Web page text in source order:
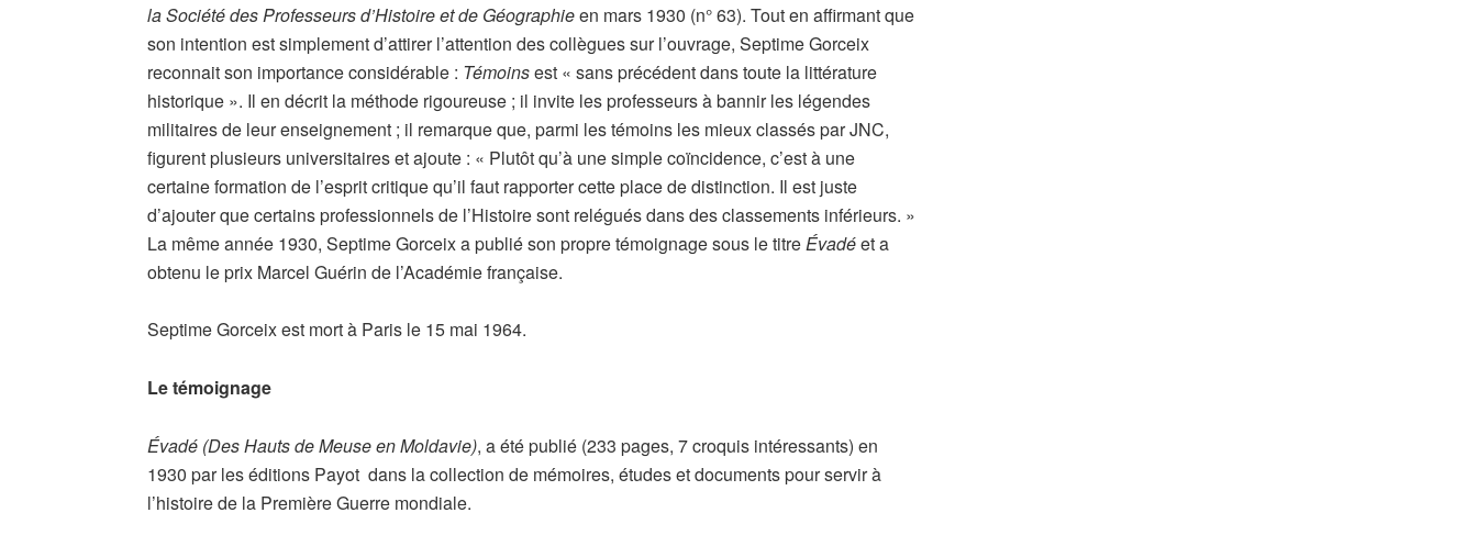
la Société des Professeurs d’Histoire et de Géographieen mars 1930 (n° 63). Tout en affirmant que
son intention est simplement d’attirer l’attention des collègues sur l’ouvrage, Septime Gorceix
reconnait son importance considérable : Témoinsest « sans précédent dans toute la littérature
historique ». Il en décrit la méthode rigoureuse ; il invite les professeurs à bannir les légendes
militaires de leur enseignement ; il remarque que, parmi les témoins les mieux classés par JNC,
figurent plusieurs universitaires et ajoute : « Plutôt qu’à une simple coïncidence, c’est à une
certaine formation de l’esprit critique qu’il faut rapporter cette place de distinction. Il est juste
d’ajouter que certains professionnels de l’Histoire sont relégués dans des classements inférieurs. »
La même année 1930, Septime Gorceix a publié son propre témoignage sous le titre Évadéet a
obtenu le prix Marcel Guérin de l’Académie française.
Septime Gorceix est mort à Paris le 15 mai 1964.
Le témoignage
Évadé (Des Hauts de Meuse en Moldavie), a été publié (233 pages, 7 croquis intéressants) en
1930 par les éditions Payot dans la collection de mémoires, études et documents pour servir à
l’histoire de la Première Guerre mondiale.